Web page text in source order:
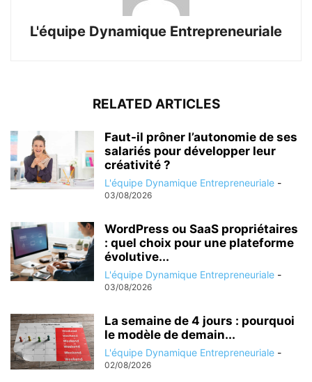
L'équipe Dynamique Entrepreneuriale
RELATED ARTICLES
Faut-il prôner l’autonomie de ses
salariés pour développer leur
créativité ?
L'équipe Dynamique Entrepreneuriale -
03/08/2026
WordPress ou SaaS propriétaires
: quel choix pour une plateforme
évolutive...
L'équipe Dynamique Entrepreneuriale -
03/08/2026
La semaine de 4 jours : pourquoi
le modèle de demain...
L'équipe Dynamique Entrepreneuriale -
02/08/2026